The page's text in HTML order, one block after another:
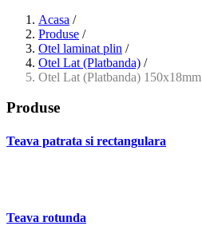
Acasa /
Produse /
Otel laminat plin /
Otel Lat (Platbanda) /
Otel Lat (Platbanda) 150x18mm
Produse
Teava patrata si rectangulara
Teava rotunda